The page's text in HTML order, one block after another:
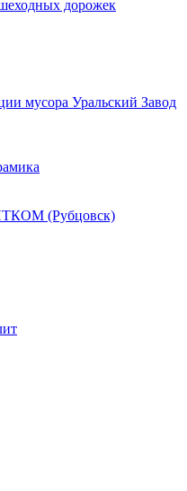
дорожек
мусора Уральский Завод
(Рубцовск)